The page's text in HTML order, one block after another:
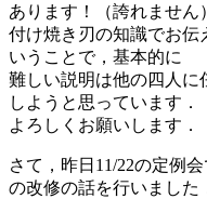
あります！（誇れません）
付け焼き刃の知識でお伝
いうことで，基本的に
難しい説明は他の四人に
しようと思っています．
よろしくお願いします．
さて，昨日11/22の定例
の改修の話を行いました